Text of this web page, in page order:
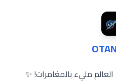
مليء بالمغامرات! ✨